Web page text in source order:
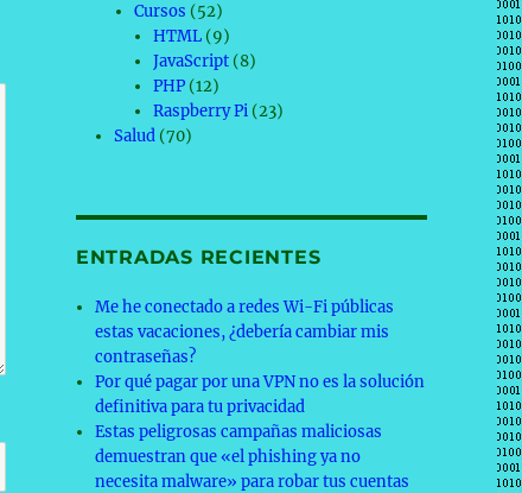
Cursos (52)
HTML(9)
JavaScript(8)
PHP(12)
Raspberry Pi(23)
Salud (70)
ENTRADAS RECIENTES
Me he conectado a redes Wi-Fi públicas
estas vacaciones, ¿debería cambiar mis
contraseñas?
Por qué pagar por una VPN no es la solución
definitiva para tu privacidad
Estas peligrosas campañas maliciosas
demuestran que «el phishing ya no
necesita malware» para robar tus cuentas